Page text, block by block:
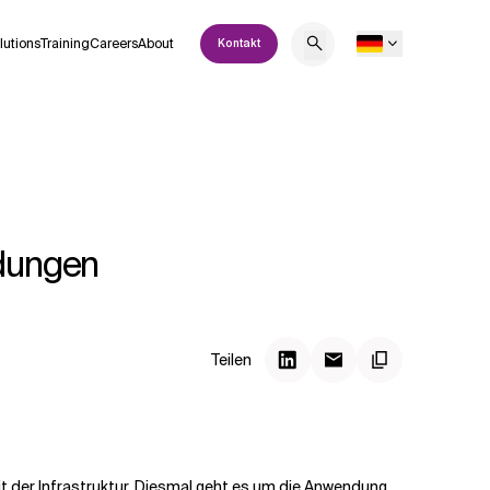
TrainingCareersAbout Kontakt
Teilen